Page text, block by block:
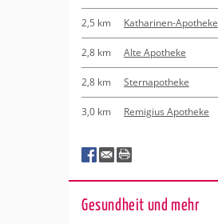
2,5 km Katharinen-Apotheke
2,8 km Alte Apotheke
2,8 km Sternapotheke
3,0 km Remigius Apotheke
Ge­sund­heit und mehr